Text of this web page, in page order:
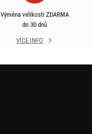
Výměna velikosti ZDARMA
do 30 dnů
VÍCE INFO